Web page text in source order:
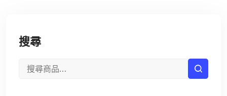
搜尋